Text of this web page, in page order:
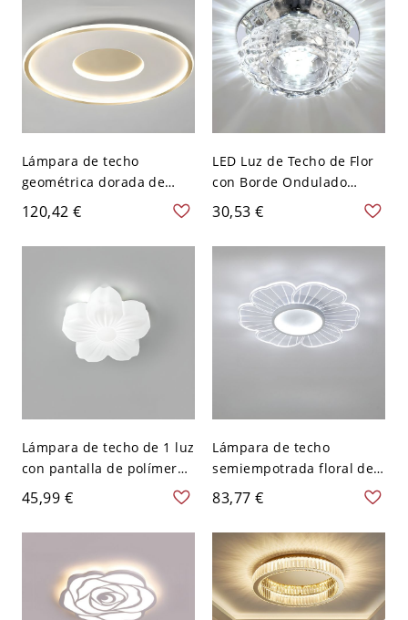
Lámpara de techo
geométrica dorada de
montaje al ras con
pantalla de gel de sílice
blanco para interior - 110
120,42 €
LED Luz de Techo de Flor
con Borde Ondulado
Luminaria de Techo
Simplista de Cristal
Transparente - 110 A 120
V Transparente Blanco
30,53 €
Lámpara de techo de 1 luz
con pantalla de polímero
tiza, cableada - 110 A 120
V 15,24 cm
45,99 €
Lámpara de techo
semiempotrada floral de 2
luces, 110V-120V, 16,5",
luz blanca
83,77 €